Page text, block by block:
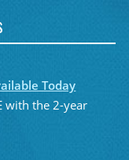
Today
with the 2-year